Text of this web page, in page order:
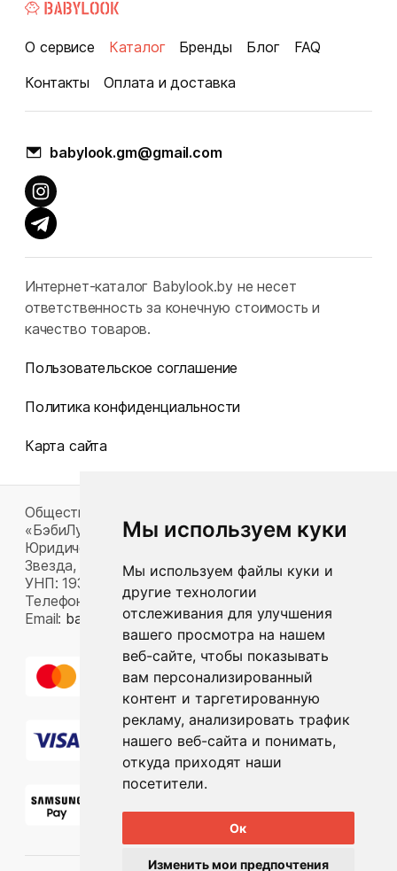
Мы используем куки
Мы используем файлы куки и
другие технологии
отслеживания для улучшения
вашего просмотра на нашем
веб-сайте, чтобы показывать
вам персонализированный
контент и таргетированную
рекламу, анализировать трафик
нашего веб-сайта и понимать,
откуда приходят наши
посетители.
Ок
Изменить мои предпочтения
О сервисе Каталог Бренды Блог
FAQ
Контакты
Оплата и доставка
babylook.gm@gmail.com
Интернет-каталог Babylook.by не несет
ответственность за конечную стоимость и
качество товаров.
Пользовательское соглашение
Политика конфиденциальности
Карта сайта
Общество с ограниченной ответственностью
«БэбиЛук»
Юридический адрес: 220117, г. Минск, пр-т Газеты
Звезда, д. 16, пом. 52
УНП: 193815124
Телефон:
+375 33 392 66 63
Email: babylook.gm@gmail.com .